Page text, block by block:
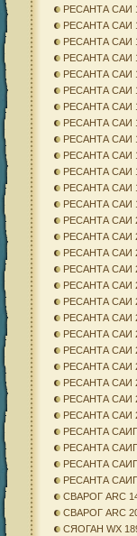
РЕСАНТА САИ
РЕСАНТА САИ
РЕСАНТА САИ
РЕСАНТА САИ
РЕСАНТА САИ
РЕСАНТА САИ
РЕСАНТА САИ
РЕСАНТА САИ
РЕСАНТА САИ
РЕСАНТА САИ
РЕСАНТА САИ
РЕСАНТА САИ
РЕСАНТА САИ
РЕСАНТА САИ
РЕСАНТА САИ
РЕСАНТА САИ
РЕСАНТА САИ
РЕСАНТА САИ
РЕСАНТА САИ
РЕСАНТА САИ
РЕСАНТА САИ
РЕСАНТА САИ
РЕСАНТА САИ
РЕСАНТА САИ
РЕСАНТА САИ
РЕСАНТА САИ
РЕСАНТА
РЕСАНТА
РЕСАНТА
РЕСАНТА
СВАРОГ ARC
СВАРОГ ARC
СЯОГАН WX